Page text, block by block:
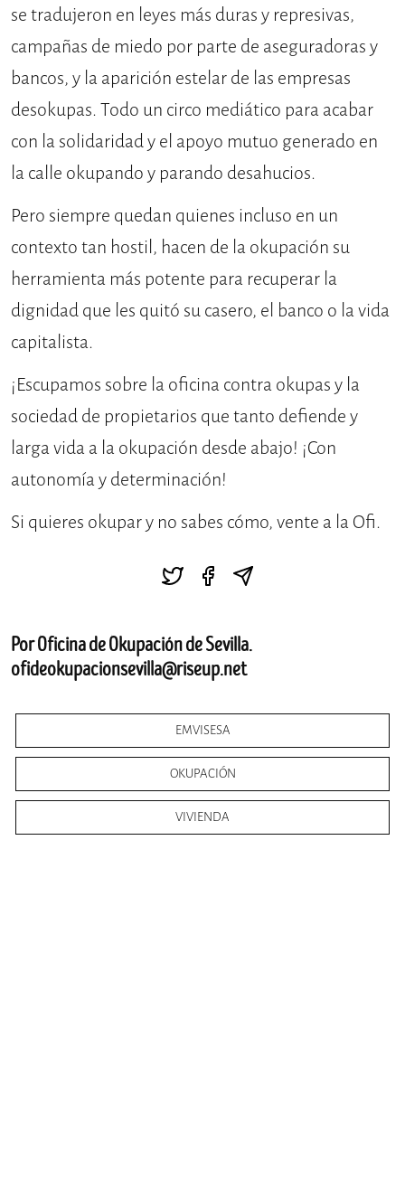
se tradujeron en leyes más duras y represivas,
campañas de miedo por parte de aseguradoras y
bancos, y la aparición estelar de las empresas
desokupas. Todo un circo mediático para acabar
con la solidaridad y el apoyo mutuo generado en
la calle okupando y parando desahucios.
Pero siempre quedan quienes incluso en un
contexto tan hostil, hacen de la okupación su
herramienta más potente para recuperar la
dignidad que les quitó su casero, el banco o la vida
capitalista.
¡Escupamos sobre la oficina contra okupas y la
sociedad de propietarios que tanto defiende y
larga vida a la okupación desde abajo! ¡Con
autonomía y determinación!
Si quieres okupar y no sabes cómo, vente a la Ofi.
Por Oficina de Okupación de Sevilla.
ofideokupacionsevilla@riseup.net
EMVISESA
OKUPACIÓN
VIVIENDA